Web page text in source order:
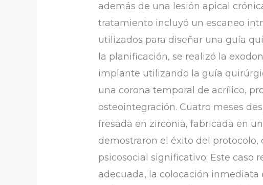
además de una lesión apical
tratamiento incluyó un escaneo
utilizados para diseñar una guía
la planificación, se realizó la
implante utilizando la guía
una corona temporal de acrílico,
osteointegración. Cuatro meses
fresada en zirconia, fabricada en
demostraron el éxito del
psicosocial significativo. Este caso
adecuada, la colocación